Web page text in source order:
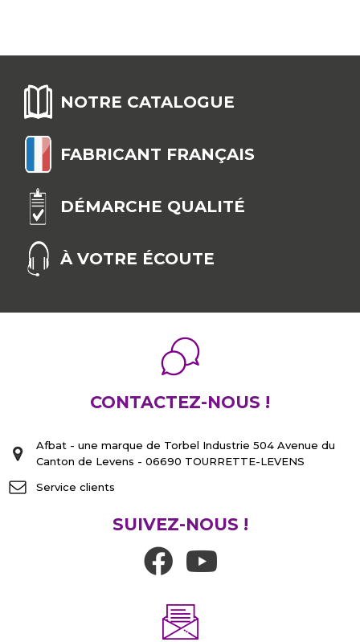
NOTRE CATALOGUE
FABRICANT FRANÇAIS
DÉMARCHE QUALITÉ
À VOTRE ÉCOUTE
CONTACTEZ-NOUS !
Afbat - une marque de Torbel Industrie 504 Avenue du
Canton de Levens - 06690 TOURRETTE-LEVENS
Service clients
SUIVEZ-NOUS !